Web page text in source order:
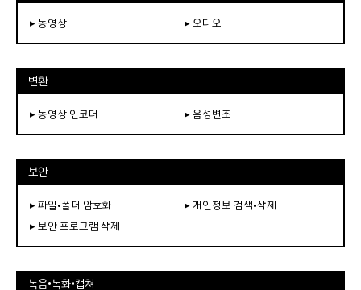
▸ 동영상 ▸ 오디오
변환
▸ 동영상 인코더 ▸ 음성변조
보안
▸ 파일•폴더 암호화
▸ 개인정보 검색•삭제
▸ 보안 프로그램 삭제
녹음•녹화•캡쳐